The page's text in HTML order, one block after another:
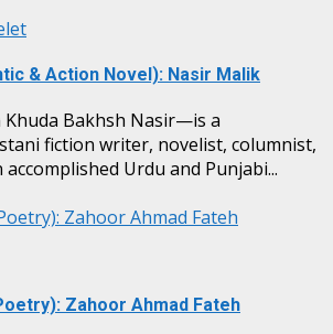
& Action Novel): Nasir Malik
Bakhsh Nasir—is a
fiction writer, novelist, columnist,
Urdu and Punjabi...
Zahoor Ahmad Fateh
Zahoor Ahmad Fateh